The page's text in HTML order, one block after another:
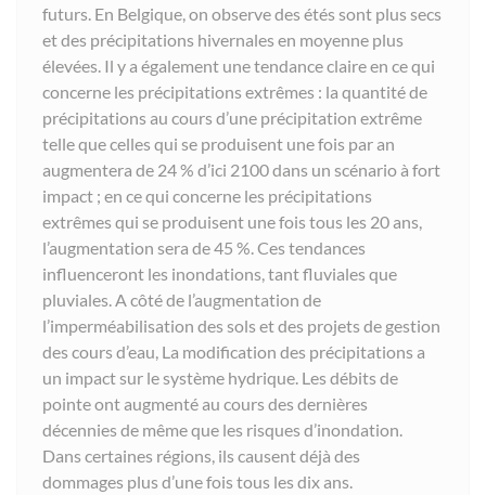
futurs. En Belgique, on observe des étés sont plus secs
et des précipitations hivernales en moyenne plus
élevées. Il y a également une tendance claire en ce qui
concerne les précipitations extrêmes : la quantité de
précipitations au cours d’une précipitation extrême
telle que celles qui se produisent une fois par an
augmentera de 24 % d’ici 2100 dans un scénario à fort
impact ; en ce qui concerne les précipitations
extrêmes qui se produisent une fois tous les 20 ans,
l’augmentation sera de 45 %. Ces tendances
influenceront les inondations, tant fluviales que
pluviales. A côté de l’augmentation de
l’imperméabilisation des sols et des projets de gestion
des cours d’eau, La modification des précipitations a
un impact sur le système hydrique. Les débits de
pointe ont augmenté au cours des dernières
décennies de même que les risques d’inondation.
Dans certaines régions, ils causent déjà des
dommages plus d’une fois tous les dix ans.